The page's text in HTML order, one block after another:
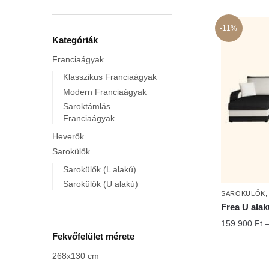
-11%
SAROKÜLŐK
Frea U
159 900 Ft –
Kategóriák
Franciaágyak
Klasszikus Franciaágyak
Modern Franciaágyak
Saroktámlás
Franciaágyak
Heverők
Sarokülők
Sarokülők (L alakú)
Sarokülők (U alakú)
Fekvőfelület mérete
268x130 cm